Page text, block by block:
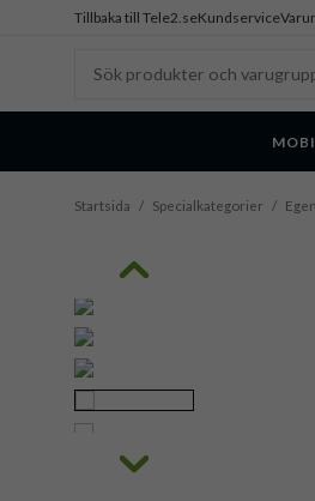
Tillbaka till Tele2.seKundservice
Startsida / Specialkategorier /